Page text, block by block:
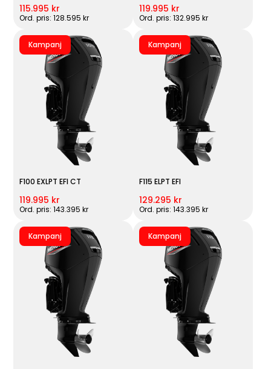
115.995 kr
Ord. pris: 128.595 kr
119.995 kr
Ord. pris: 132.995 kr
Kampanj
F100 EXLPT EFI CT
119.995 kr
Ord. pris: 143.395 kr
Kampanj
F115 ELPT EFI
129.295 kr
Ord. pris: 143.395 kr
Kampanj Kampanj